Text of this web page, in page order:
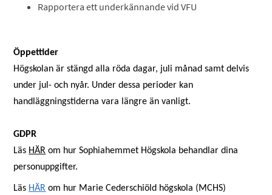
Rapportera ett underkännande vid VFU
Öppettider
Högskolan är stängd alla röda dagar, juli månad samt delvis
under jul- och nyår. Under dessa perioder kan
handläggningstiderna vara längre än vanligt.
GDPR
Läs HÄR om hur Sophiahemmet Högskola behandlar dina
personuppgifter.
Läs HÄR om hur Marie Cederschiöld högskola (MCHS)